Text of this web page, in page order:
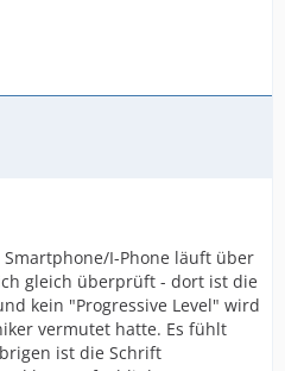
I-Phone läuft über
gleich überprüft - dort ist die
kein "Progressive Level" wird
vermutet hatte. Es fühlt
ist die Schrift